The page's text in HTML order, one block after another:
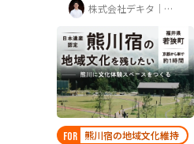
株式会社デキタ｜時岡壮太（山座熊川・八百...
FOR 熊川宿の地域文化維持